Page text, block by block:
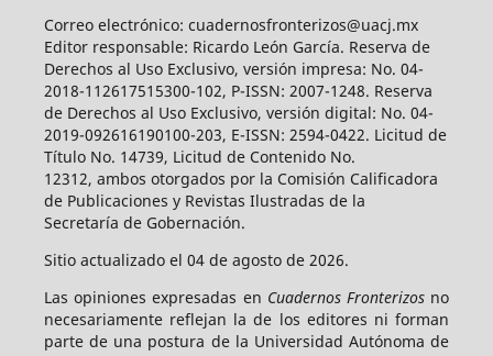
Correo electrónico: cuadernosfronterizos@uacj.mx
Editor responsable: Ricardo León García. Reserva de
Derechos al Uso Exclusivo, versión impresa: No. 04-
2018-112617515300-102, P-ISSN: 2007-1248. Reserva
de Derechos al Uso Exclusivo, versión digital: No. 04-
2019-092616190100-203, E-ISSN: 2594-0422. Licitud de
Título No. 14739, Licitud de Contenido No.
12312, ambos otorgados por la Comisión Calificadora
de Publicaciones y Revistas Ilustradas de la
Secretaría de Gobernación.
Sitio actualizado el 04 de agosto de 2026.
Las opiniones expresadas en Cuadernos Fronterizosno
necesariamente reflejan la de los editores ni forman
parte de una postura de la Universidad Autónoma de